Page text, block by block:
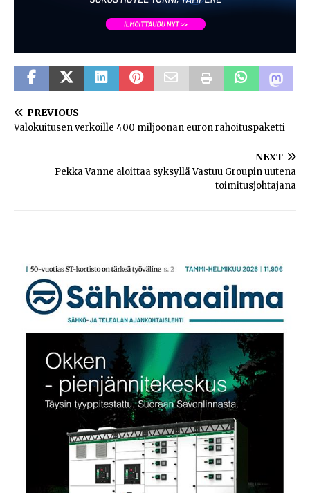
PREVIOUS
Valokuitusen verkoille 400 miljoonan euron rahoituspaketti
NEXT
Pekka Vanne aloittaa syksyllä Vastuu Groupin uutena
toimitusjohtajana